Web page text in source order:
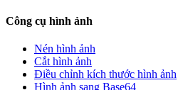
Công cụ hình ảnh
Nén hình ảnh
Cắt hình ảnh
Điều chỉnh kích thước hình ảnh
Hình ảnh sang Base64